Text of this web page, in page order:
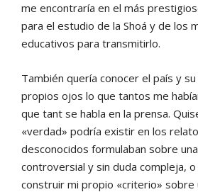
me encontraría en el más
para el estudio de la Shoá y de los
educativos para transmitirlo.
También quería conocer el país y
propios ojos lo que tantos me
que tant se habla en la prensa.
«verdad» podría existir en los
desconocidos formulaban sobre
controversial y sin duda compleja,
construir mi propio «criterio» sobre